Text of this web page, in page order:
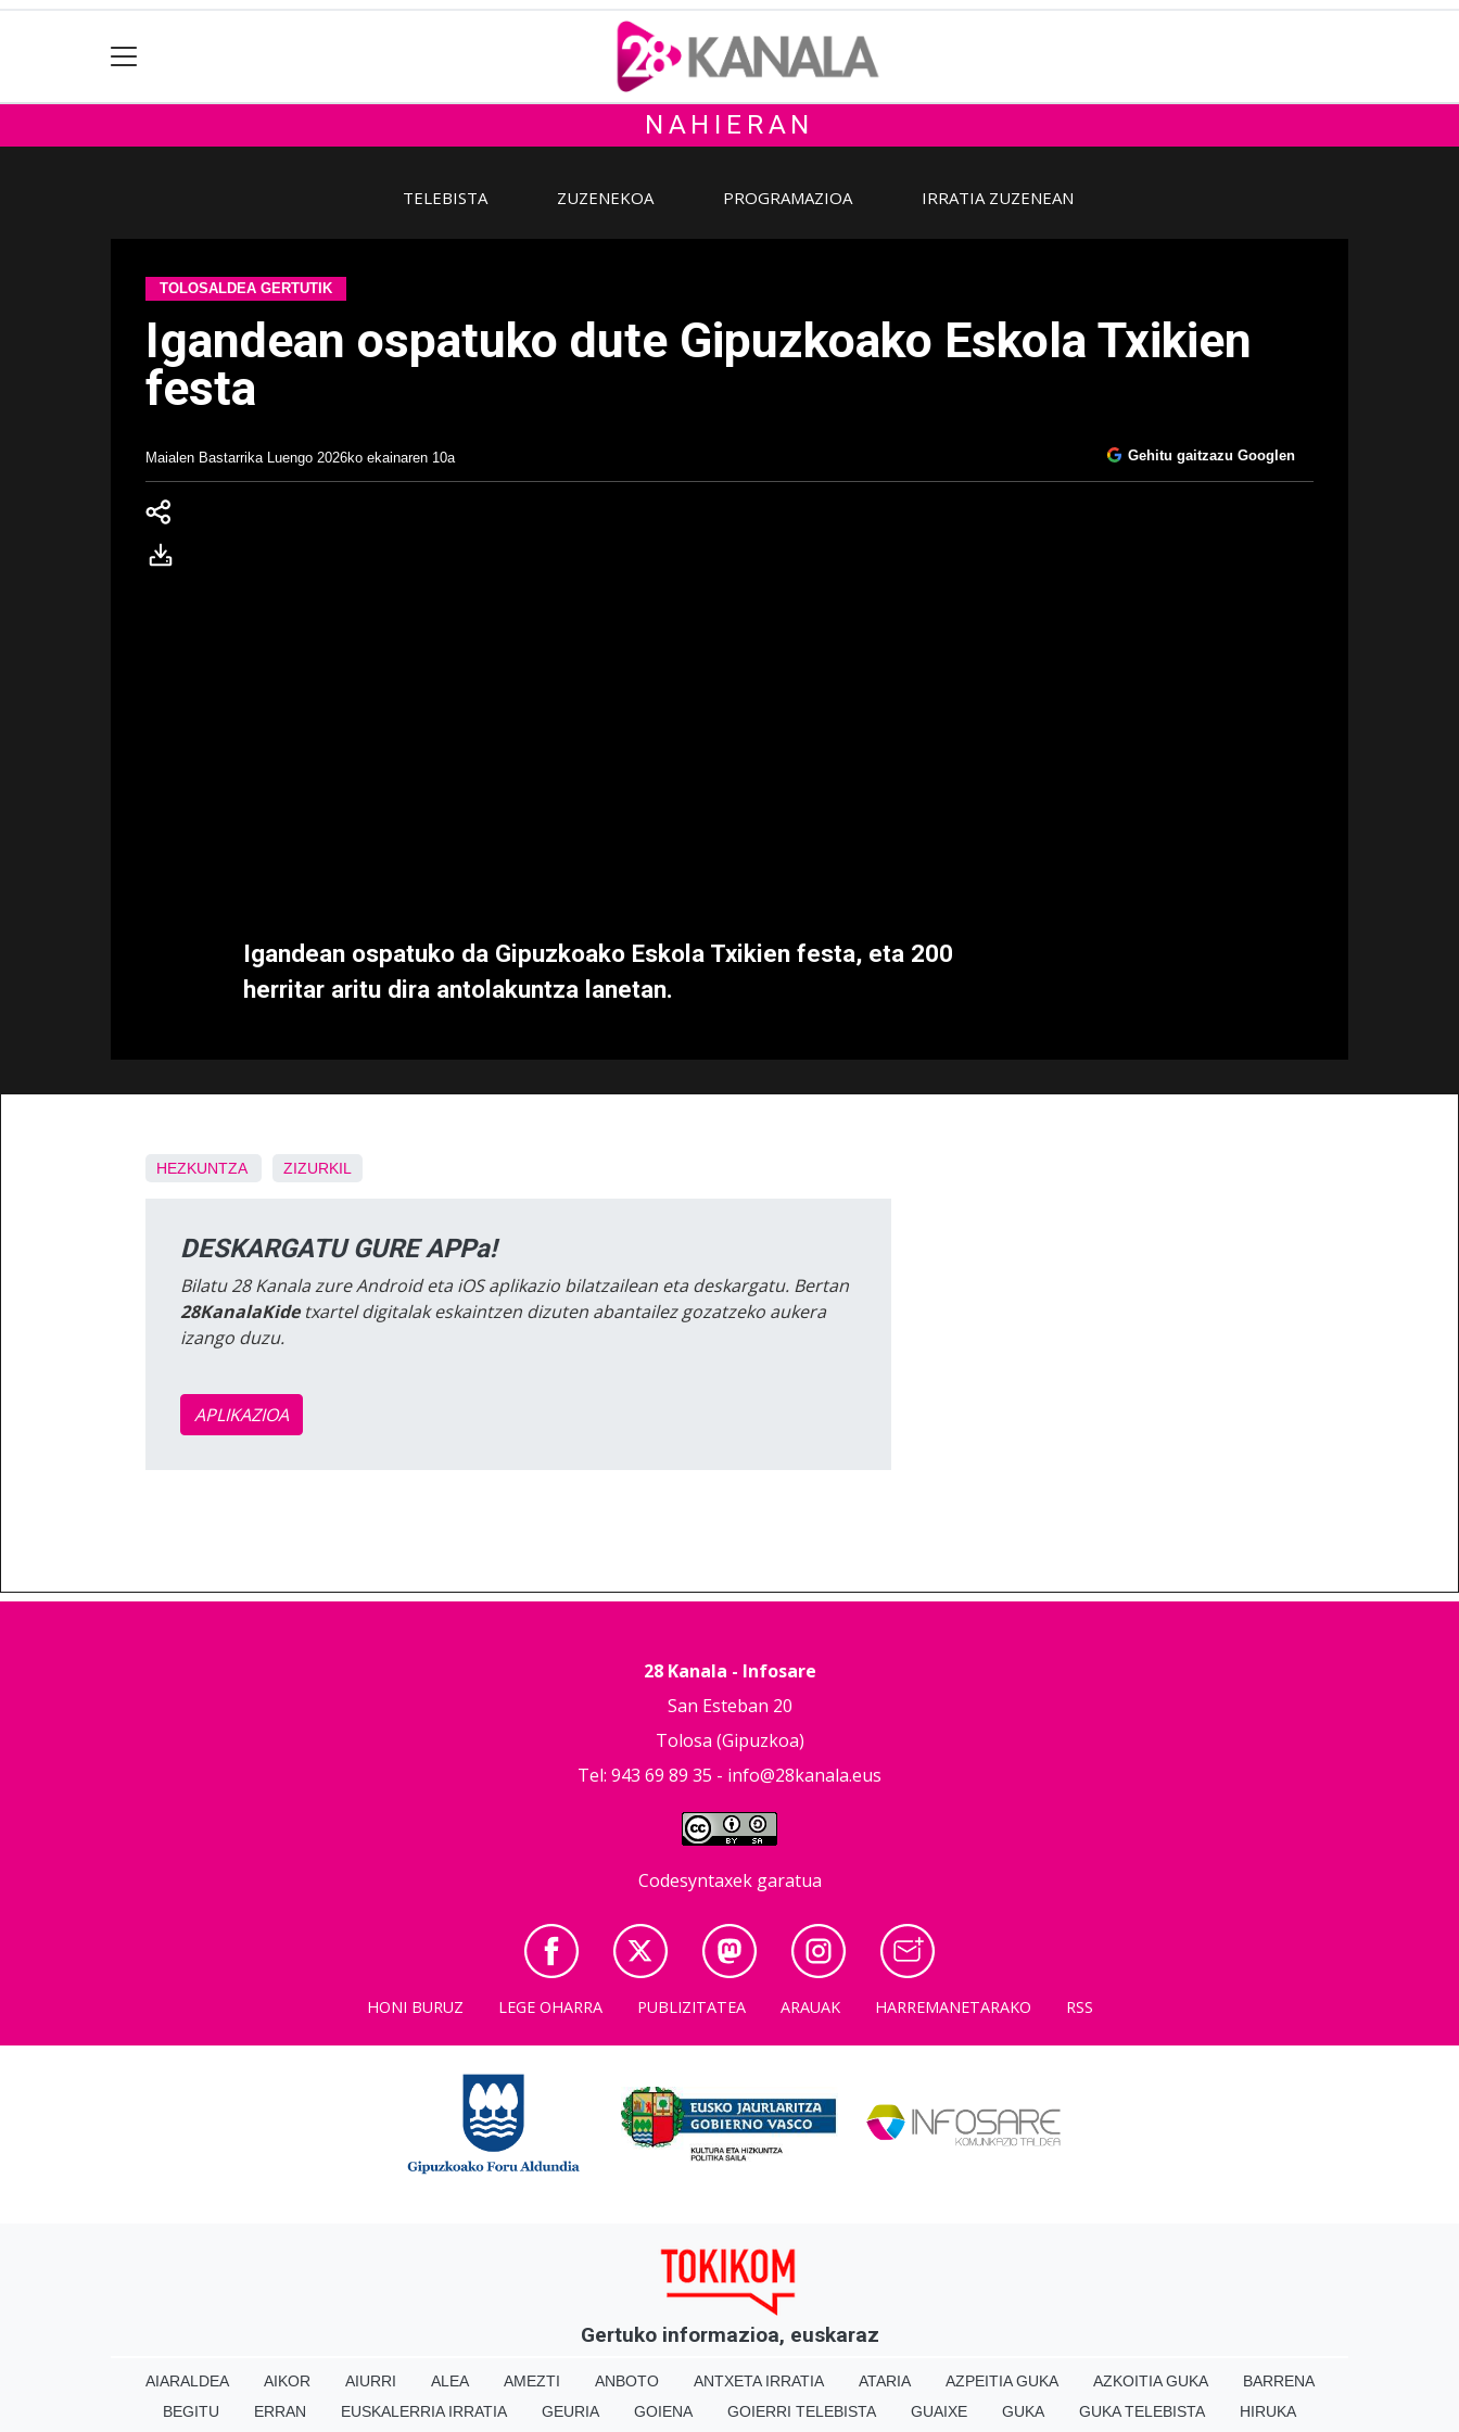
NAHIERAN
TELEBISTA ZUZENEKOA PROGRAMAZIOA IRRATIA ZUZENEAN
TOLOSALDEA GERTUTIK
Igandean ospatuko dute Gipuzkoako Eskola Txikien
festa
Maialen Bastarrika Luengo 2026ko ekainaren 10a Gehitu gaitzazu Googlen
Igandean ospatuko da Gipuzkoako Eskola Txikien festa, eta 200
herritar aritu dira antolakuntza lanetan.
HEZKUNTZA ZIZURKIL
DESKARGATU GURE APPa!
Bilatu 28 Kanala zure Android eta iOS aplikazio bilatzailean eta deskargatu. Bertan
28KanalaKidetxartel digitalak eskaintzen dizuten abantailez gozatzeko aukera
izango duzu.
APLIKAZIOA
28 Kanala - Infosare
San Esteban 20
Tolosa (Gipuzkoa)
Tel: 943 69 89 35 - info@28kanala.eus
Codesyntaxek garatua
HONI BURUZ LEGE OHARRA PUBLIZITATEA ARAUAK HARREMANETARAKO RSS
Gertuko informazioa, euskaraz
AIARALDEA AIKOR AIURRI ALEA AMEZTI ANBOTO ANTXETA IRRATIA ATARIA AZPEITIA GUKA AZKOITIA GUKA
BARRENA
BEGITU
ERRAN EUSKALERRIA IRRATIA GEURIA GOIENA GOIERRI TELEBISTA GUAIXE GUKA GUKA TELEBISTA HIRUKA